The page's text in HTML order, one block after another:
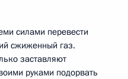
силами перевести
сжиженный газ.
заставляют
руками подорвать